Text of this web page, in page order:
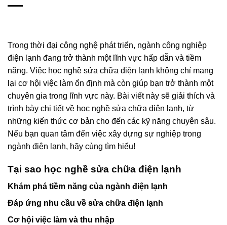
Trong thời đại công nghệ phát triển, ngành công nghiệp
điện lạnh đang trở thành một lĩnh vực hấp dẫn và tiềm
năng. Việc học nghề sửa chữa điện lạnh không chỉ mang
lại cơ hội việc làm ổn định mà còn giúp bạn trở thành một
chuyên gia trong lĩnh vực này. Bài viết này sẽ giải thích và
trình bày chi tiết về học nghề sửa chữa điện lạnh, từ
những kiến thức cơ bản cho đến các kỹ năng chuyên sâu.
Nếu bạn quan tâm đến việc xây dựng sự nghiệp trong
ngành điện lạnh, hãy cùng tìm hiểu!
Tại sao học nghề sửa chữa điện lạnh
Khám phá tiềm năng của ngành điện lạnh
Đáp ứng nhu cầu về sửa chữa điện lạnh
Cơ hội việc làm và thu nhập